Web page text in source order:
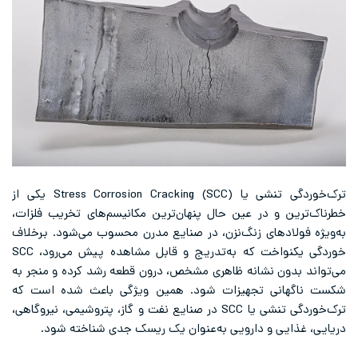
ترک‌خوردگی تنشی یا Stress Corrosion Cracking (SCC) یکی از
خطرناک‌ترین و در عین حال پنهان‌ترین مکانیسم‌های تخریب فلزات،
به‌ویژه فولادهای زنگ‌نزن، در صنایع مدرن محسوب می‌شود. برخلاف
خوردگی یکنواخت که به‌تدریج و قابل مشاهده پیش می‌رود، SCC
می‌تواند بدون نشانه ظاهری مشخص، درون قطعه رشد کرده و منجر به
شکست ناگهانی تجهیزات شود. همین ویژگی باعث شده است که
ترک‌خوردگی تنشی یا SCC در صنایع نفت و گاز، پتروشیمی، نیروگاهی،
دریایی، غذایی و دارویی به‌عنوان یک ریسک جدی شناخته شود.